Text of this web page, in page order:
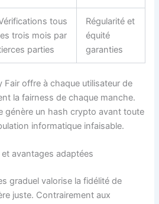
tous
trois mois par
parties
Régularité et
équité
garanties
Fair offre à chaque utilisateur de
la fairness de chaque manche.
génère un hash crypto avant toute
informatique infaisable.
avantages adaptées
graduel valorise la fidélité de
juste. Contrairement aux